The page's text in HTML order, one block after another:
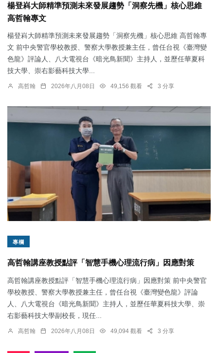
楊登嵙大師精準預測未來發展趨勢「洞察先機」核心思維
高哲翰專文
楊登嵙大師精準預測未來發展趨勢「洞察先機」核心思維 高哲翰專
文 前中央警官學校教授、警察大學教授兼主任，曾任台視《臺灣變
色龍》評論人、八大電視台《暗光鳥新聞》主持人，並歷任華夏科
技大學、崇右影藝科技大學...
高哲翰 2026年八月08日 49,156 觀看 3 分享
專欄
高哲翰講座教授點評「智慧手機心理流行病」因應對策
高哲翰講座教授點評「智慧手機心理流行病」因應對策 前中央警官
學校教授、警察大學教授兼主任，曾任台視《臺灣變色龍》評論
人、八大電視台《暗光鳥新聞》主持人，並歷任華夏科技大學、崇
右影藝科技大學副校長，現任...
高哲翰 2026年八月08日 49,094 觀看 3 分享